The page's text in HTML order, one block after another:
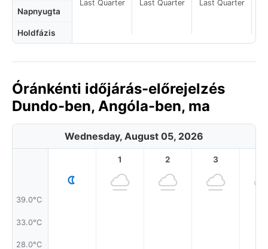
Napnyugta
Holdfázis
Last Quarter Last Quarter Last Quarter
Óránkénti időjárás-előrejelzés
Dundo-ben, Angóla-ben, ma
Wednesday, August 05, 2026
39.0°C
33.0°C
28.0°C
1 2 3